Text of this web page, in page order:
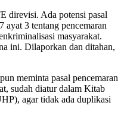
direvisi. Ada potensi pasal
ayat 3 tentang pencemaran
masyarakat.
ini. Dilaporkan dan ditahan,
meminta pasal pencemaran
sudah diatur dalam Kitab
agar tidak ada duplikasi